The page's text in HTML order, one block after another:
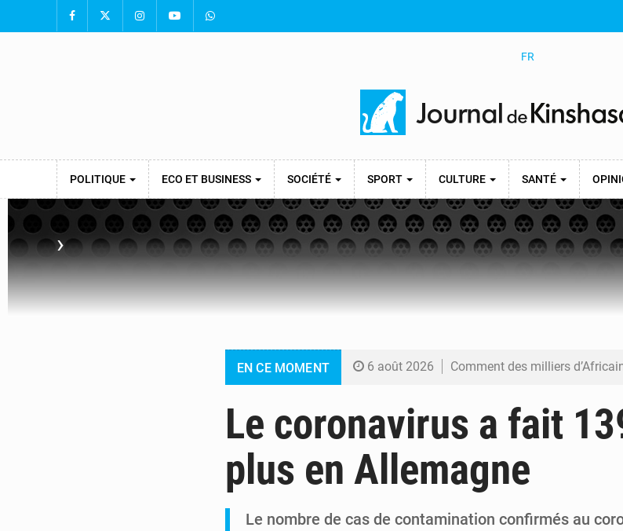
FR
POLITIQUE ECO ET BUSINESS SOCIÉTÉ SPORT CULTURE SANTÉ
›
EN CE MOMENT 6 août 2026 Comment des milliers d’Africains
6 août 2026 Shadary et Minaku enfin transférés à
6 août 2026 Kinshasa : Le Gouvernement provincial annonce la
Le coronavirus a fait
plus en Allemagne
Le nombre de cas de contamination confirmés au